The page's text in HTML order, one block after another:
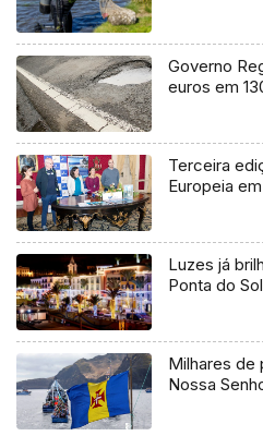
Governo
euros em
Terceira
Europeia
Luzes já
Ponta do
Milhares de
Nossa